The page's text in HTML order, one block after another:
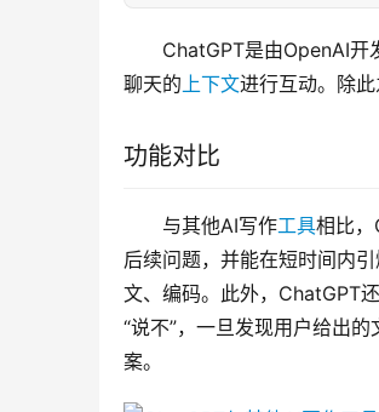
ChatGPT是由OpenAI开
聊天的上下文进行互动。除
功能对比
与其他AI写作工具相比
后续问题，并能在短时间内
文、编码。此外，ChatGPT
“说不”，一旦发现用户给出
案。